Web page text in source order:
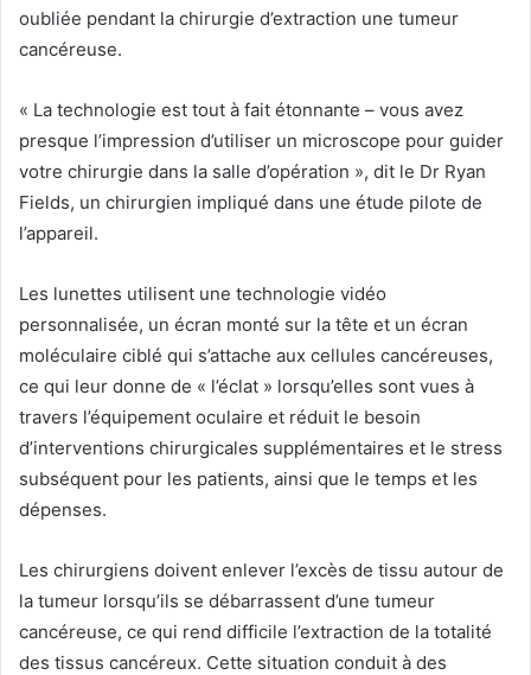
oubliée pendant la chirurgie d’extraction une tumeur
cancéreuse.
« La technologie est tout à fait étonnante – vous avez
presque l’impression d’utiliser un microscope pour guider
votre chirurgie dans la salle d’opération », dit le Dr Ryan
Fields, un chirurgien impliqué dans une étude pilote de
l’appareil.
Les lunettes utilisent une technologie vidéo
personnalisée, un écran monté sur la tête et un écran
moléculaire ciblé qui s’attache aux cellules cancéreuses,
ce qui leur donne de « l’éclat » lorsqu’elles sont vues à
travers l’équipement oculaire et réduit le besoin
d’interventions chirurgicales supplémentaires et le stress
subséquent pour les patients, ainsi que le temps et les
dépenses.
Les chirurgiens doivent enlever l’excès de tissu autour de
la tumeur lorsqu’ils se débarrassent d’une tumeur
cancéreuse, ce qui rend difficile l’extraction de la totalité
des tissus cancéreux. Cette situation conduit à des